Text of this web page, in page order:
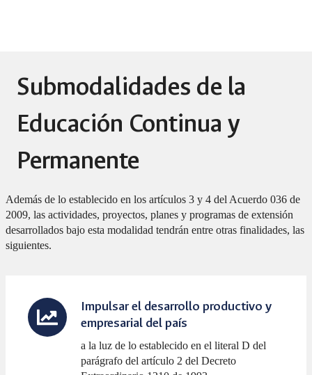
Submodalidades de la
Educación Continua y
Permanente
Además de lo establecido en los artículos 3 y 4 del Acuerdo 036 de
2009, las actividades, proyectos, planes y programas de extensión
desarrollados bajo esta modalidad tendrán entre otras finalidades, las
siguientes.
Impulsar el desarrollo productivo y
empresarial del país
a la luz de lo establecido en el literal D del
parágrafo del artículo 2 del Decreto